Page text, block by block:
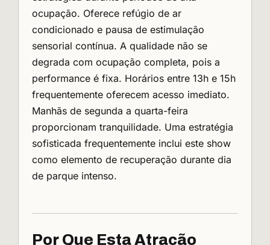
ocupação. Oferece refúgio de ar
condicionado e pausa de estimulação
sensorial contínua. A qualidade não se
degrada com ocupação completa, pois a
performance é fixa. Horários entre 13h e 15h
frequentemente oferecem acesso imediato.
Manhãs de segunda a quarta-feira
proporcionam tranquilidade. Uma estratégia
sofisticada frequentemente inclui este show
como elemento de recuperação durante dia
de parque intenso.
Por Que Esta Atração